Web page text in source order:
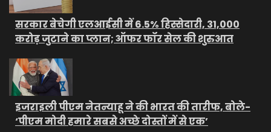
सरकार बेचेगी एलआईसी में 6.5% हिस्सेदारी, 31,000
करोड़ जुटाने का प्लान; ऑफर फॉर सेल की शुरुआत
इजराइली पीएम नेतन्याहू ने की भारत की तारीफ, बोले-
‘पीएम मोदी हमारे सबसे अच्छे दोस्तों में से एक’